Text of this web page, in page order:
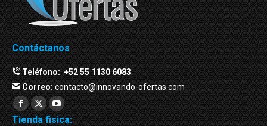
Contáctanos
Teléfono:+52 55 1130 6083
Correo:contacto@innovando-ofertas.com
Facebook
TwitterYouTube
Tienda fisica: